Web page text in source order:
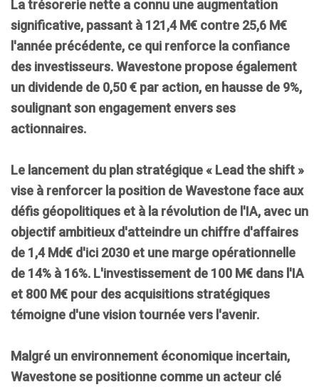
Latrésorerie nette a connu une augmentation
significative, passant à 121,4 M€ contre 25,6 M€
l'année précédente, ce qui renforce la confiance
des investisseurs. Wavestone propose également
un dividende de 0,50 € par action, en hausse de 9%,
soulignant son engagement envers ses
actionnaires.
Le lancement du plan stratégique « Lead the shift»
vise à renforcer la position de Wavestone face aux
défis géopolitiques et à la révolution de l'IA, avec un
objectif ambitieux d'atteindre un chiffre d'affaires
de 1,4 Md€ d'ici 2030 et une marge opérationnelle
de 14% à 16%. L'investissement de 100 M€ dans l'IA
et 800 M€ pour des acquisitions stratégiques
témoigne d'une vision tournée vers l'avenir.
Malgré un environnement économique incertain,
Wavestone se positionne comme un acteur clé